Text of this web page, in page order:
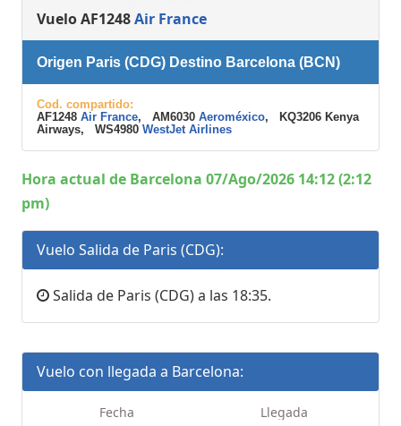
Vuelo AF1248Air France
Origen Paris (CDG) Destino Barcelona (BCN)
Cod. compartido:
AF1248 Air France, AM6030 Aeroméxico, KQ3206 Kenya
Airways, WS4980 WestJet Airlines
Hora actual de Barcelona 07/Ago/2026 14:12 (2:12
pm)
Vuelo Salida de Paris (CDG):
Salida de Paris (CDG) a las 18:35.
Vuelo con llegada a Barcelona:
Fecha Llegada